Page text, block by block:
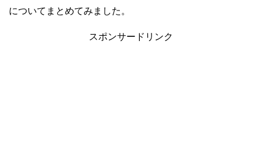
についてまとめてみました。
スポンサードリンク